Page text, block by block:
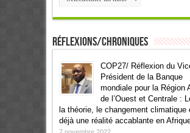
Réflexions/Chroniques
COP27/ Réflexion du
Président de la Banque
mondiale pour la Région
de l’Ouest et Centrale :
la théorie, le changement climatique
déjà une réalité accablante en